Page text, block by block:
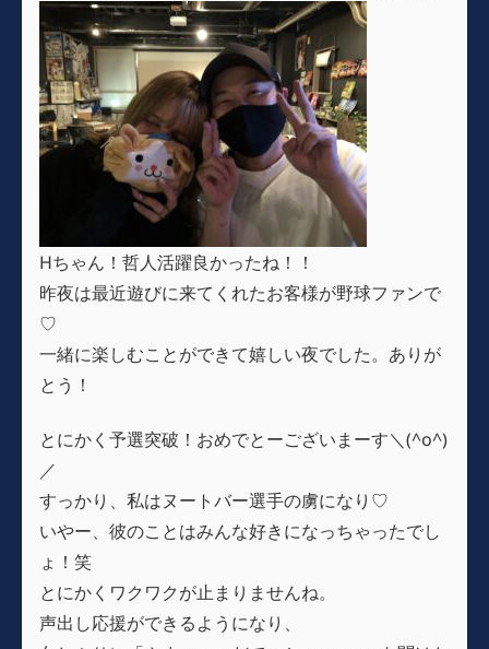
Hちゃん！哲人活躍良かったね！！
昨夜は最近遊びに来てくれたお客様が野球ファンで
♡
一緒に楽しむことができて嬉しい夜でした。ありが
とう！
とにかく予選突破！おめでとーございまーす＼(^o^)
／
すっかり、私はヌートバー選手の虜になり♡
いやー、彼のことはみんな好きになっちゃったでし
ょ！笑
とにかくワクワクが止まりませんね。
声出し応援ができるようになり、